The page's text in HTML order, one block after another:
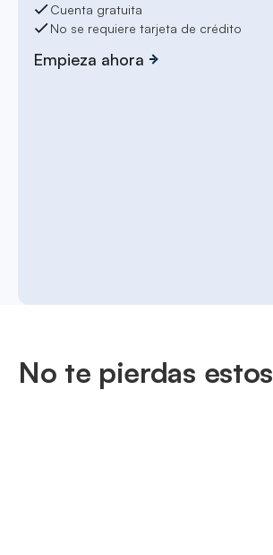
Cuenta gratuita
No se requiere tarjeta de crédito
Empieza ahora
No te pierdas estos